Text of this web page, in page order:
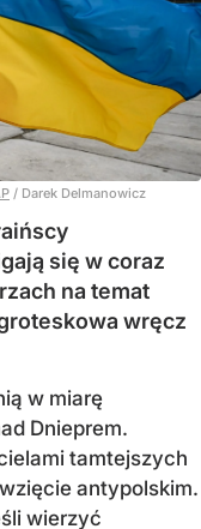
/ Darek Delmanowicz
się w coraz
na temat
wręcz
w miarę
Dnieprem.
tamtejszych
antypolskim.
wierzyć